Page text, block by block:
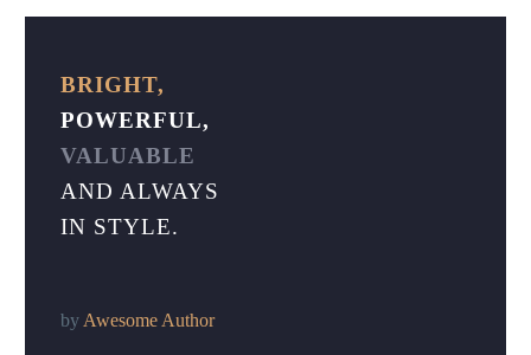
BRIGHT,
POWERFUL,
VALUABLE
AND ALWAYS
IN STYLE.
by Awesome Author